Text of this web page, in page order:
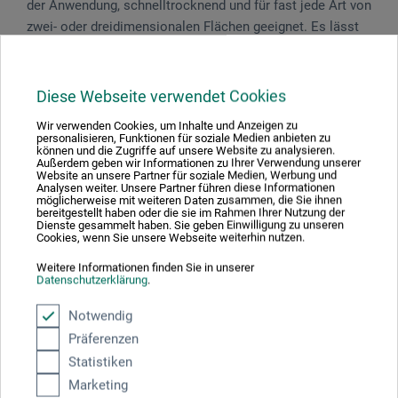
Diese Webseite verwendet Cookies
Wir verwenden Cookies, um Inhalte und Anzeigen zu
personalisieren, Funktionen für soziale Medien anbieten zu
können und die Zugriffe auf unsere Website zu analysieren.
Außerdem geben wir Informationen zu Ihrer Verwendung unserer
Website an unsere Partner für soziale Medien, Werbung und
Analysen weiter. Unsere Partner führen diese Informationen
möglicherweise mit weiteren Daten zusammen, die Sie ihnen
bereitgestellt haben oder die sie im Rahmen Ihrer Nutzung der
Dienste gesammelt haben. Sie geben Einwilligung zu unseren
Cookies, wenn Sie unsere Webseite weiterhin nutzen.
Weitere Informationen finden Sie in unserer
Datenschutzerklärung.
Notwendig
Präferenzen
Statistiken
Marketing
der Anwendung, schnelltrocknend und für fast jede Art von
zwei- oder dreidimensionalen Flächen geeignet. Es lässt
Produktbewertungen (0)
Schreiben Sie die erste Bewertung zu diesem Produkt
Hersteller-Kontakt